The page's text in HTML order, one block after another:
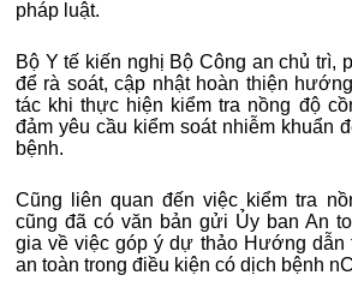
pháp luật.
Bộ Y tế kiến nghị Bộ Công an chủ trì,
để rà soát, cập nhật hoàn thiện
tác khi thực hiện kiểm tra nồng độ
đảm yêu cầu kiểm soát nhiễm khuẩn
bệnh.
Cũng liên quan đến việc kiểm tra
cũng đã có văn bản gửi Ủy ban An
gia về việc góp ý dự thảo Hướng dẫn
an toàn trong điều kiện có dịch bệnh